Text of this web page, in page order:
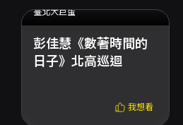
臺北大巨蛋
彭佳慧《數著時間的
日子》北高巡迴
我想看